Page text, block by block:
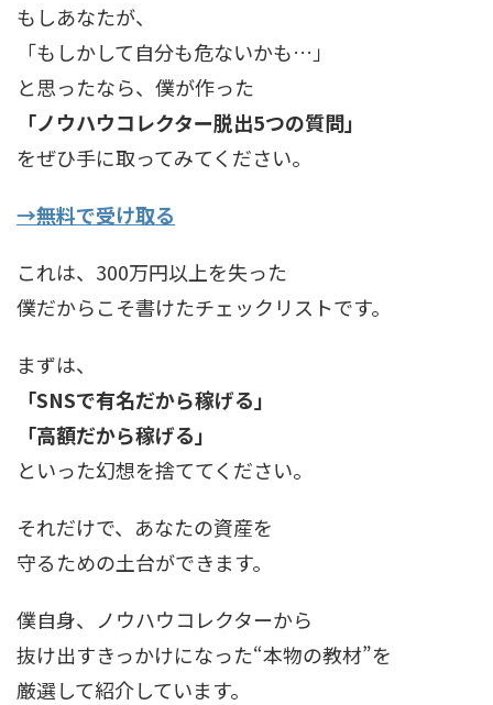
もしあなたが、
「もしかして自分も危ないかも…」
と思ったなら、僕が作った
「ノウハウコレクター脱出5つの質問」
をぜひ手に取ってみてください。
→無料で受け取る
これは、300万円以上を失った
僕だからこそ書けたチェックリストです。
まずは、
「SNSで有名だから稼げる」
「高額だから稼げる」
といった幻想を捨ててください。
それだけで、あなたの資産を
守るための土台ができます。
僕自身、ノウハウコレクターから
抜け出すきっかけになった“本物の教材”を
厳選して紹介しています。